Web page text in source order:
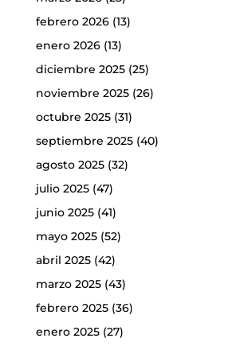
febrero 2026(13)
enero 2026(13)
diciembre 2025(25)
noviembre 2025(26)
octubre 2025(31)
septiembre 2025(40)
agosto 2025(32)
julio 2025(47)
junio 2025(41)
mayo 2025(52)
abril 2025(42)
marzo 2025(43)
febrero 2025(36)
enero 2025(27)